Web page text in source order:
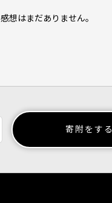
感想はまだありません。
寄附をする